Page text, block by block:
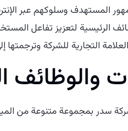
المستهدف وسلوكهم عبر
الرئيسية لتعزيز تفاعل
التجارية للشركة وترجمتها
والوظائف
سدر بمجموعة متنوعة من